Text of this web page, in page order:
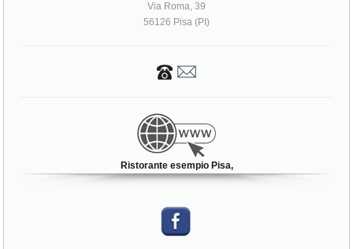
Via Roma, 39
56126 Pisa (PI)
Ristorante esempio Pisa,